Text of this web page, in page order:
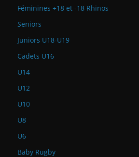
Féminines +18 et -18 Rhinos
Seniors
Juniors U18-U19
Cadets U16
U14
U12
U10
U8
U6
Baby Rugby